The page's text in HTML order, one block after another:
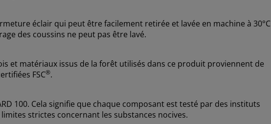
éclair qui peut être facilement retirée et lavée en machine à 30°C
des coussins ne peut pas être lavé.
et matériaux issus de la forêt utilisés dans ce produit proviennent de
FSC®.
100. Cela signifie que chaque composant est testé par des instituts
strictes concernant les substances nocives.